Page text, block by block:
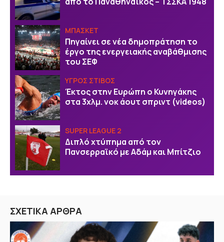
ΜΠΑΣΚΕΤ
Πηγαίνει σε νέα δημοπράτηση το
έργο της ενεργειακής αναβάθμισης
του ΣΕΦ
ΥΓΡΟΣ ΣΤΙΒΟΣ
Έκτος στην Ευρώπη ο Κυνηγάκης
στα 3χλμ. νοκ άουτ σπριντ (videos)
SUPER LEAGUE 2
Διπλό χτύπημα από τον
Πανσερραϊκό με Αδάμ και Μπίτζιο
ΣΧΕΤΙΚΑ ΑΡΘΡΑ